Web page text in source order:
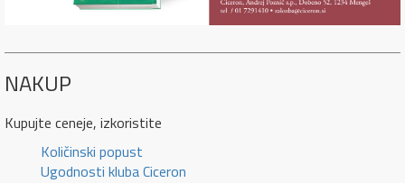
NAKUP
Kupujte ceneje, izkoristite
Količinski popust
Ugodnosti kluba Ciceron